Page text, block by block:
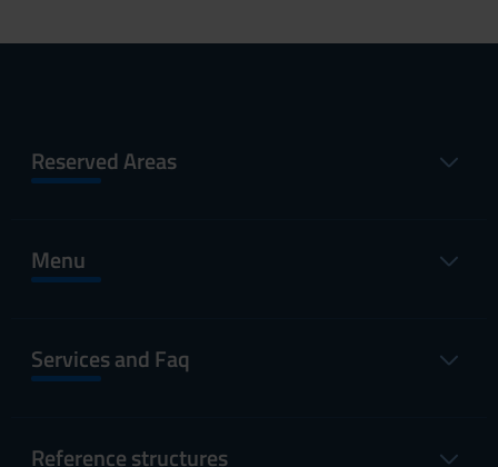
Reserved Areas
Menu
Services and Faq
Reference structures